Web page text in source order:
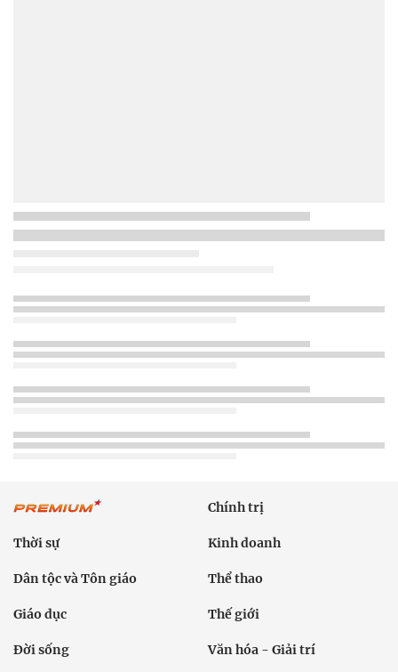
Chính trị
Thời sự Kinh doanh
Dân tộc và Tôn giáo Thể thao
Giáo dục Thế giới
Đời sống Văn hóa - Giải trí